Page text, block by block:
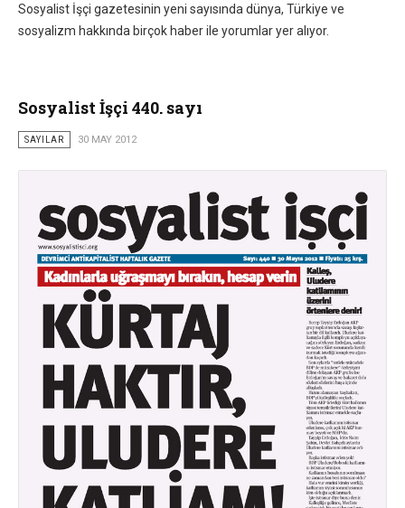
Sosyalist İşçi gazetesinin yeni sayısında dünya, Türkiye ve
sosyalizm hakkında birçok haber ile yorumlar yer alıyor.
Sosyalist İşçi 440. sayı
SAYILAR 30 MAY 2012